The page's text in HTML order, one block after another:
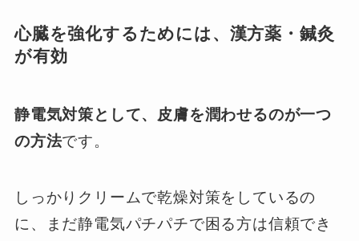
心臓を強化するためには、漢方薬・鍼灸
が有効
静電気対策として、皮膚を潤わせるのが一つ
の方法です。
しっかりクリームで乾燥対策をしているの
に、まだ静電気パチパチで困る方は信頼でき